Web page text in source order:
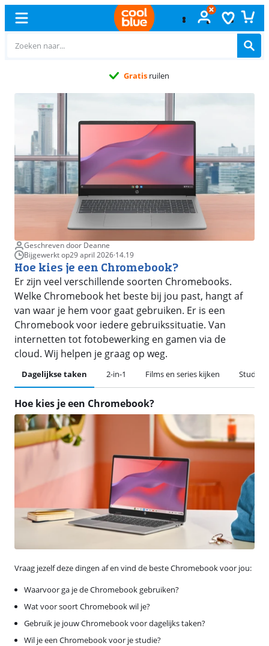
Gratis ruilen
Geschreven door Deanne
Bijgewerkt op29 april 2026·14.19
Hoe kies je een Chromebook?
Er zijn veel verschillende soorten Chromebooks.
Welke Chromebook het beste bij jou past, hangt af
van waar je hem voor gaat gebruiken. Er is een
Chromebook voor iedere gebruikssituatie. Van
internetten tot fotobewerking en gamen via de
cloud. Wij helpen je graag op weg.
Dagelijkse taken 2-in-1 Films en series kijken Studie
Hoe kies je een Chromebook?
Vraag jezelf deze dingen af en vind de beste Chromebook voor jou:
Waarvoor ga je de Chromebook gebruiken?
Wat voor soort Chromebook wil je?
Gebruik je jouw Chromebook voor dagelijks taken?
Wil je een Chromebook voor je studie?